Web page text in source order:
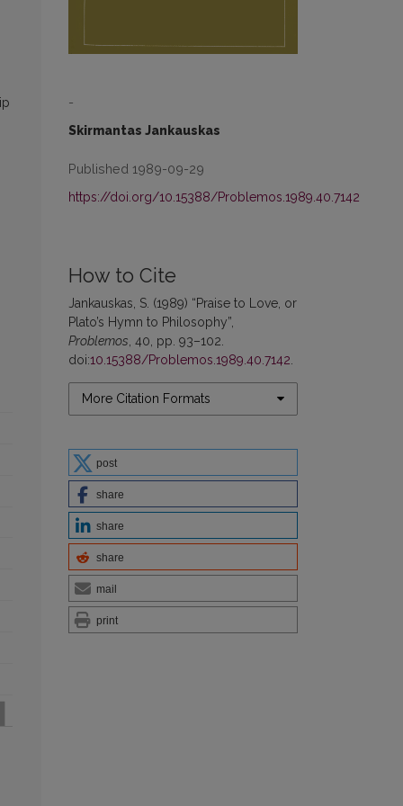
-
Skirmantas Jankauskas
Published 1989-09-29
https://doi.org/10.15388/Problemos.1989.40.7142
How to Cite
Jankauskas, S. (1989) “Praise to Love, or
Plato’s Hymn to Philosophy”,
Problemos , 40, pp. 93–102.
doi:10.15388/Problemos.1989.40.7142
More Citation Formats
post
share
share
share
mail
print